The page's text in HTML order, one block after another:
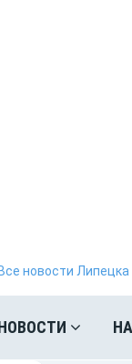
Все новости Липецка